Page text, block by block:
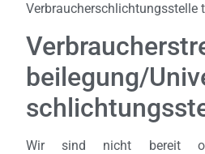
Verbraucherschlichtungsstelle
beilegung/
Wir sind nicht bereit